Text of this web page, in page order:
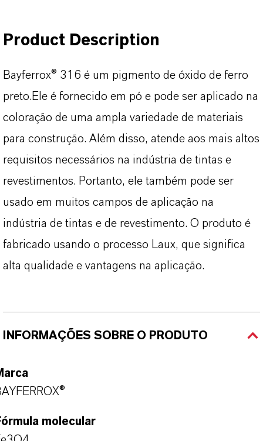
Product Description
Bayferrox® 316 é um pigmento de óxido de ferro
preto.Ele é fornecido em pó e pode ser aplicado na
coloração de uma ampla variedade de materiais
para construção. Além disso, atende aos mais altos
requisitos necessários na indústria de tintas e
revestimentos. Portanto, ele também pode ser
usado em muitos campos de aplicação na
indústria de tintas e de revestimento. O produto é
fabricado usando o processo Laux, que significa
alta qualidade e vantagens na aplicação.
INFORMAÇÕES SOBRE O PRODUTO
molecular